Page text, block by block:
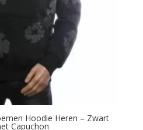
Hoodie Heren – Zwart
Capuchon